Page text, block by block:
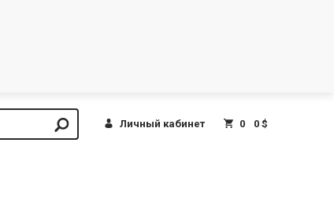
Личный кабинет 0 0 $